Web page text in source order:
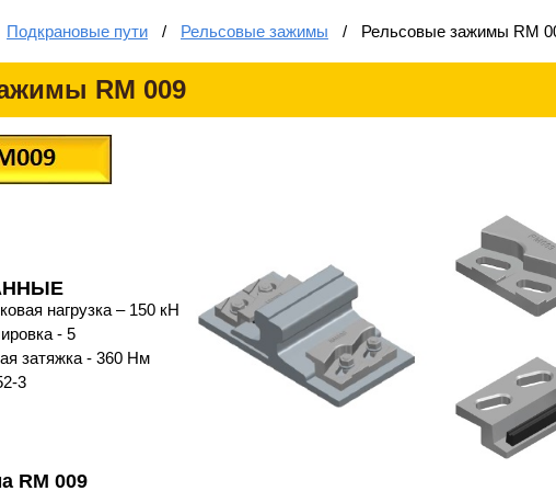
Подкрановые пути / Рельсовые зажимы / Рельсовые зажимы RM
RM 009
нагрузка – 150 кН
- 5
затяжка - 360 Нм
3
RM 009